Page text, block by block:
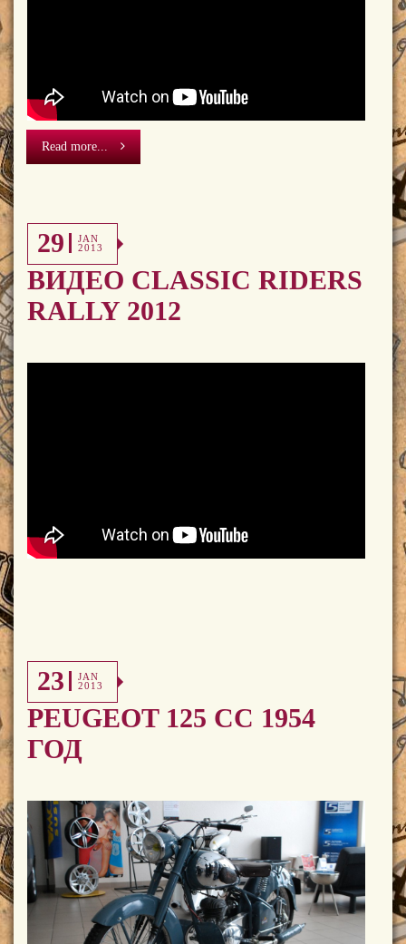
Read more...
29
JAN
2013
ВИДЕО CLASSIC RIDERS
RALLY 2012
23
JAN
2013
PEUGEOT 125 CC 1954
ГОД